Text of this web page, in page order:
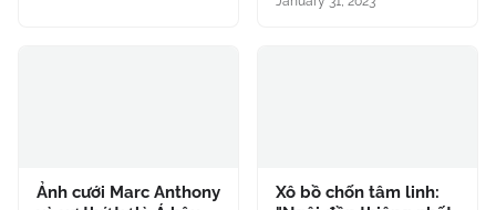
Ảnh cưới Marc Anthony
Xô bồ chốn tâm linh: